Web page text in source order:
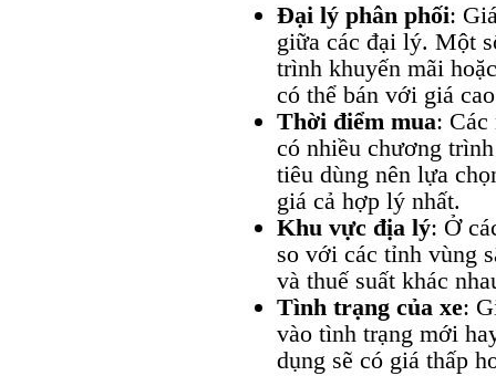
Đại lý phân phối:
giữa các đại lý. Một
trình khuyến mãi
có thể bán với giá
Thời điểm mua: Các
có nhiều chương
tiêu dùng nên lựa
giá cả hợp lý nhất.
Khu vực địa lý: Ở
so với các tỉnh vùng
và thuế suất khác
Tình trạng của xe:
vào tình trạng mới
dụng sẽ có giá thấp